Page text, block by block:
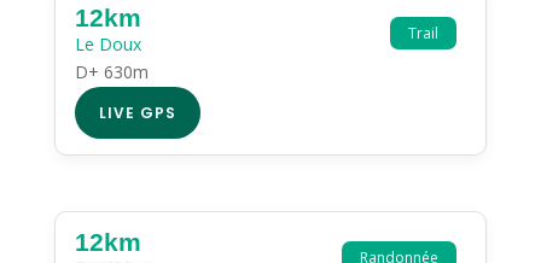
Trail
12km
Le Doux
D+ 630m
LIVE GPS
Randonnée
12km